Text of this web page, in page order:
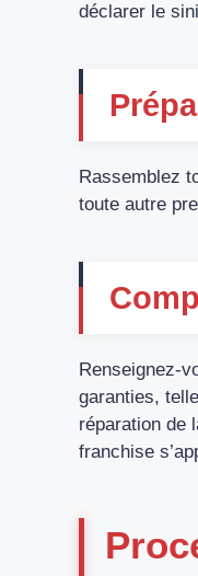
déclarer le
Rassemblez
toute autre
Renseignez-
garanties,
réparation de
franchise